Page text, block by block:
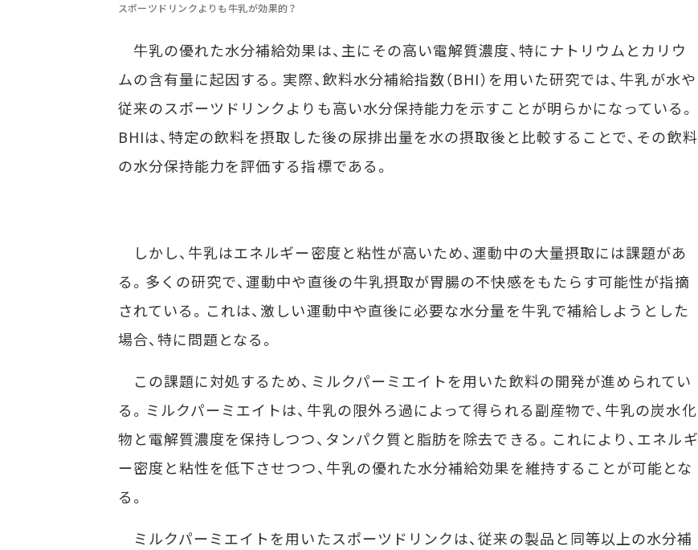
スポーツドリンクよりも牛乳が効果的？
牛乳の優れた水分補給効果は、主にその高い電解質濃度、特にナトリウムとカリウ
ムの含有量に起因する。実際、飲料水分補給指数（BHI）を用いた研究では、牛乳が水や
従来のスポーツドリンクよりも高い水分保持能力を示すことが明らかになっている。
BHIは、特定の飲料を摂取した後の尿排出量を水の摂取後と比較することで、その飲料
の水分保持能力を評価する指標である。
しかし、牛乳はエネルギー密度と粘性が高いため、運動中の大量摂取には課題があ
る。多くの研究で、運動中や直後の牛乳摂取が胃腸の不快感をもたらす可能性が指摘
されている。これは、激しい運動中や直後に必要な水分量を牛乳で補給しようとした
場合、特に問題となる。
この課題に対処するため、ミルクパーミエイトを用いた飲料の開発が進められてい
る。ミルクパーミエイトは、牛乳の限外ろ過によって得られる副産物で、牛乳の炭水化
物と電解質濃度を保持しつつ、タンパク質と脂肪を除去できる。これにより、エネルギ
ー密度と粘性を低下させつつ、牛乳の優れた水分補給効果を維持することが可能とな
る。
ミルクパーミエイトを用いたスポーツドリンクは、従来の製品と同等以上の水分補